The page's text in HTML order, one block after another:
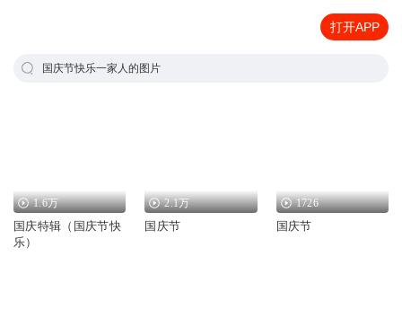
打开APP
国庆节快乐一家人的图片
1.6万
国庆特辑（国庆节快
乐）
2.1万
国庆节
1726
国庆节